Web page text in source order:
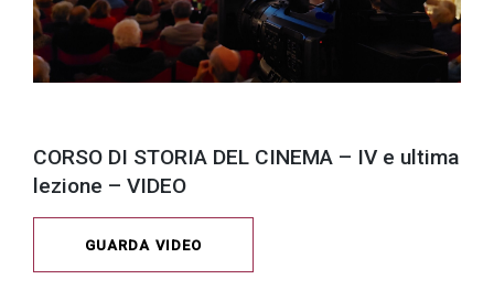
CORSO DI STORIA DEL CINEMA – IV e ultima
lezione – VIDEO
GUARDA VIDEO